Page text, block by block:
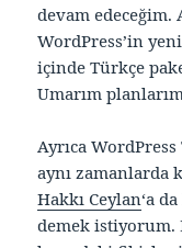
devam edeceğim.
WordPress’in
içinde Türkçe
Umarım
Ayrıca
aynı zamanlarda
Hakkı Ceylan‘a
demek istiyorum.